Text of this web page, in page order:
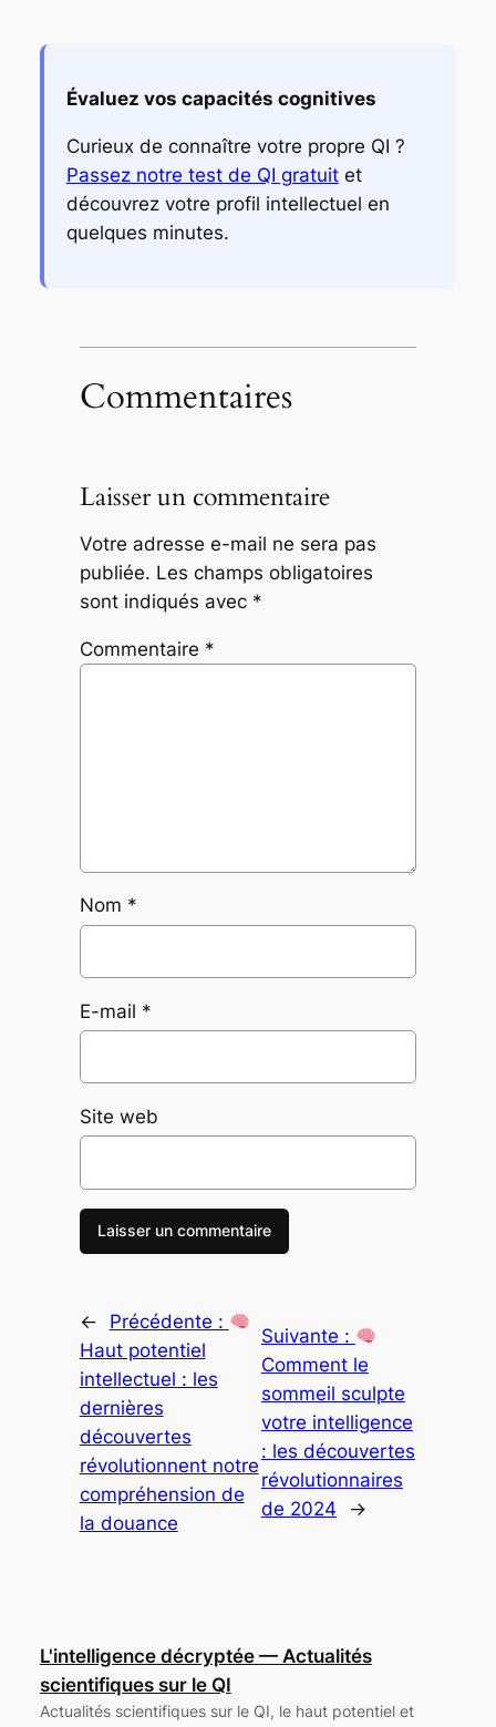
Évaluez vos capacités cognitives
Curieux de connaître votre propre QI ?
Passez notre test de QI gratuitet
découvrez votre profil intellectuel en
quelques minutes.
Commentaires
Laisser un commentaire
Votre adresse e-mail ne sera pas
publiée. Les champs obligatoires
sont indiqués avec *
Commentaire *
Nom *
E-mail *
Site web
←
Précédente :
Haut potentiel
intellectuel : les
dernières
découvertes
révolutionnent notre
compréhension de
la douance
Suivante :
Comment le
sommeil sculpte
votre intelligence
: les découvertes
révolutionnaires
de 2024
→
L'intelligence décryptée — Actualités
scientifiques sur le QI
Actualités scientifiques sur le QI, le haut potentiel et